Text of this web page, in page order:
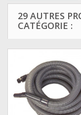
29 AUTRES
CATÉGORIE :